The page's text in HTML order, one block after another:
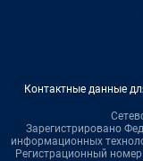
Контактные данные
Зарегистрировано
информационных
Регистрационный